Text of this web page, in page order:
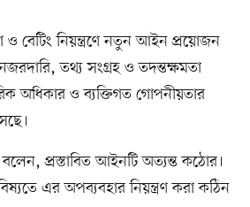
বেটিং নিয়ন্ত্রণে নতুন আইন প্রয়োজন
তথ্য সংগ্রহ ও তদন্তক্ষমতা
অধিকার ও ব্যক্তিগত গোপনীয়তার
প্রস্তাবিত আইনটি অত্যন্ত কঠোর।
এর অপব্যবহার নিয়ন্ত্রণ করা কঠিন